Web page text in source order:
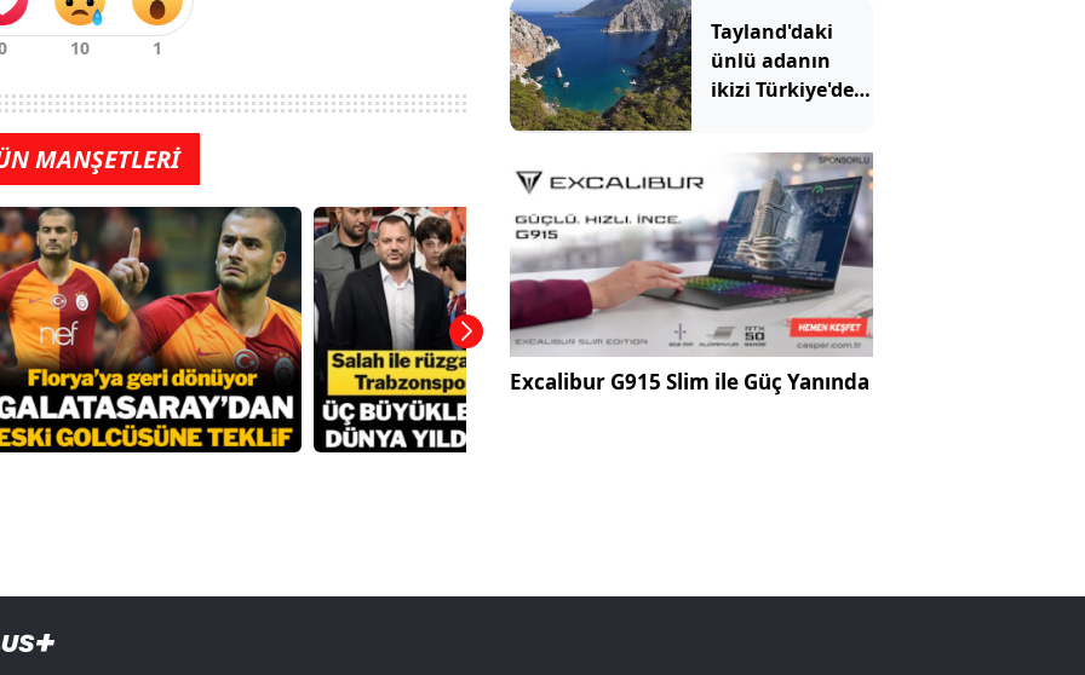
MANŞETLERİ
ablası da
gözaltına alındı
Tayland'daki
ünlü adanın
ikizi Türkiye'de
denizden
gidilebiliyor
Excalibur G915 Slim ile Güç Yanında